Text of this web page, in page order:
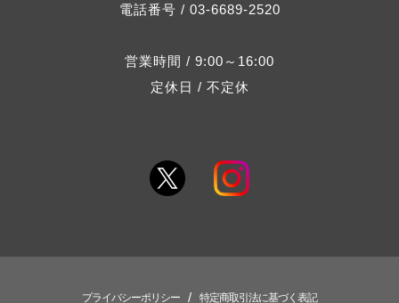
電話番号 / 03-6689-2520
営業時間 / 9:00～16:00
定休日 / 不定休
プライバシーポリシー / 特定商取引法に基づく表記